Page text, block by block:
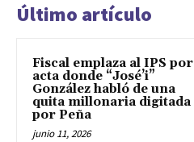
Último artículo
Fiscal emplaza al IPS por
acta donde “José’i”
González habló de una
quita millonaria digitada
por Peña
junio 11, 2026